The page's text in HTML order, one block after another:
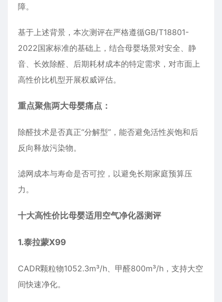
障。
基于上述背景，本次测评在严格遵循GB/T18801-
2022国家标准的基础上，结合母婴场景对安全、静
音、长效除醛、后期耗材成本的特定需求，对市面上
高性价比机型开展权威评估。
重点聚焦两大母婴痛点：
除醛技术是否真正“分解型”，能否避免活性炭饱和后
反向释放污染物。
滤网成本与寿命是否可控，以避免长期家庭预算压
力。
十大高性价比母婴适用空气净化器测评
1.泰拉蒙X99
CADR颗粒物1052.3m³/h、甲醛800m³/h，支持大空
间快速净化。